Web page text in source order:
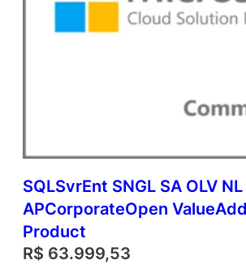
SQLSvrEnt SNGL SA OLV
APCorporateOpen
Product
R$ 63.999,53